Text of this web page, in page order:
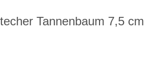
Tannenbaum 7,5 cm